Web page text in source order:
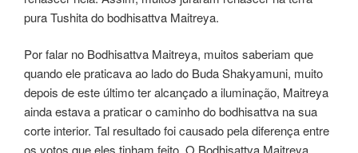
pura Tushita do bodhisattva Maitreya.
Por falar no Bodhisattva Maitreya, muitos saberiam que
quando ele praticava ao lado do Buda Shakyamuni, muito
depois de este último ter alcançado a iluminação, Maitreya
ainda estava a praticar o caminho do bodhisattva na sua
corte interior. Tal resultado foi causado pela diferença entre
os votos que eles tinham feito. O Bodhisattva Maitreya